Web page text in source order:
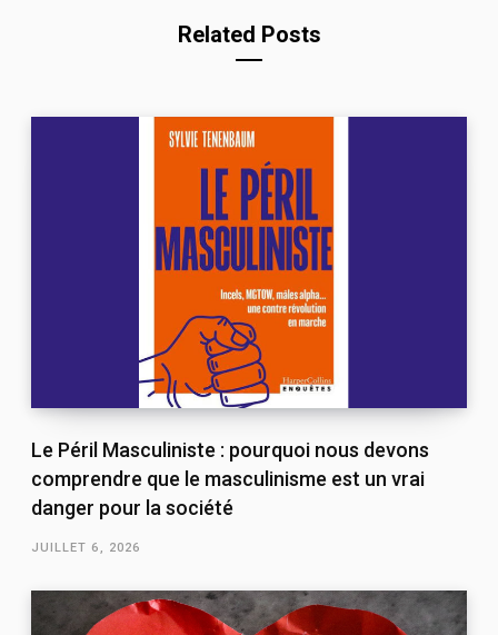
Related Posts
Le Péril Masculiniste : pourquoi nous devons
comprendre que le masculinisme est un vrai
danger pour la société
JUILLET 6, 2026